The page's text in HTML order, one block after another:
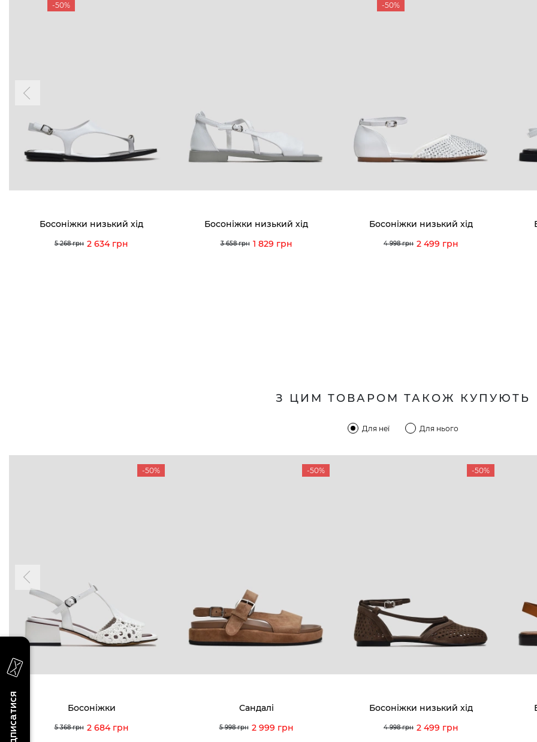
-50%
Босоніжки низький хід
5 268 грн 2 634 грн
Босоніжки низький хід
3 658 грн 1 829 грн
-50%
Босоніжки низький хід
4 998 грн 2 499 грн
З ЦИМ ТОВАРОМ ТАКОЖ КУПУЮТЬ
Для неї Для нього
-50%
Босоніжки
5 368 грн 2 684 грн
-50%
Сандалі
5 998 грн 2 999 грн
-50%
Босоніжки низький хід
4 998 грн 2 499 грн
Для неї Для нього
0 (933) 35-59-12
0 (973) 89-43-98
Viber
Вакансії та Робота
Наші магазини
Підписатися